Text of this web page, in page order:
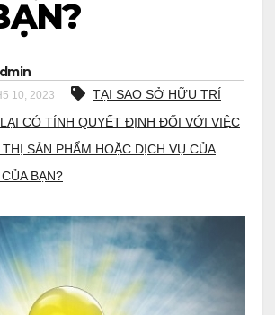
10, 2023
TẠI SAO SỞ HỮU TRÍ
CÓ TÍNH QUYẾT ĐỊNH ĐỐI VỚI VIỆC
SẢN PHẨM HOẶC DỊCH VỤ CỦA
BẠN?